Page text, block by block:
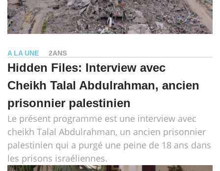
A LA UNE 2ANS
Hidden Files: Interview avec
Cheikh Talal Abdulrahman, ancien
prisonnier palestinien
Le présent programme est une interview avec
cheikh Talal Abdulrahman, un ancien prisonnier
palestinien qui a purgé une peine de 18 ans dans
les prisons israéliennes.